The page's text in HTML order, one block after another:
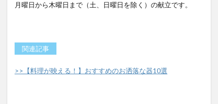
月曜日から木曜日まで（土、日曜日を除く）の献立です。
関連記事
>>【料理が映える！】おすすめのお洒落な器10選